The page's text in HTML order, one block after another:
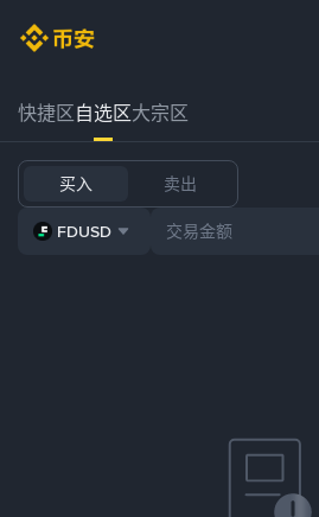
快捷区自选区大宗区
买入 卖出
FDUSD